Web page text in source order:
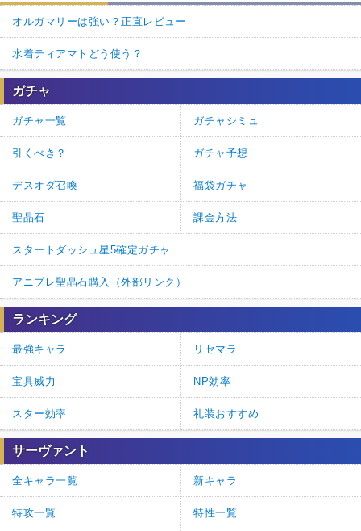
オルガマリーは強い？正直レビュー
水着ティアマトどう使う？
ガチャ
ガチャ一覧 ガチャシミュ
引くべき？ ガチャ予想
デスオダ召喚 福袋ガチャ
聖晶石 課金方法
スタートダッシュ星5確定ガチャ
アニプレ聖晶石購入（外部リンク）
ランキング
最強キャラ リセマラ
宝具威力 NP効率
スター効率 礼装おすすめ
サーヴァント
全キャラ一覧 新キャラ
特攻一覧 特性一覧